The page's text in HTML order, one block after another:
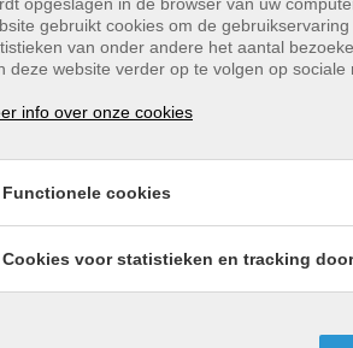
met de eigenaar mogelijk.
gebruikt cookies om de
van onder andere het aantal
deze website verder op te volgen op sociale
info over onze cookies
Functionele cookies
Cookies voor statistieken en tracking